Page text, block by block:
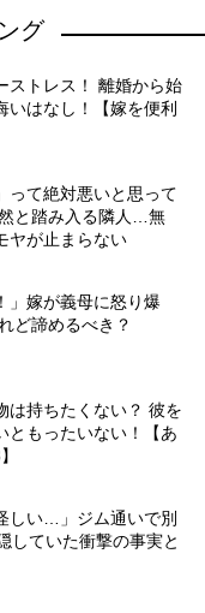
グ
ストレス！ 離婚から始
いはなし！【嫁を便利
って絶対悪いと思って
と踏み入る隣人…無
ヤが止まらない
」嫁が義母に怒り爆
ど諦めるべき？
は持ちたくない？ 彼を
ともったいない！【あ
しい…」ジム通いで別
していた衝撃の事実と